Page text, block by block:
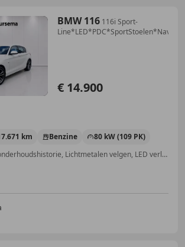
BMW 116 116i Sport-
Line*LED*PDC*SportStoelen*Navi
€ 14.900
km Benzine
80 kW (109 PK)
Sportstoelen, Met onderhoudshistorie, Lichtmetalen velgen, LED verlichting, Regensensor, Automatische klimaatregeling, Cruise control, Lederen stuurwiel